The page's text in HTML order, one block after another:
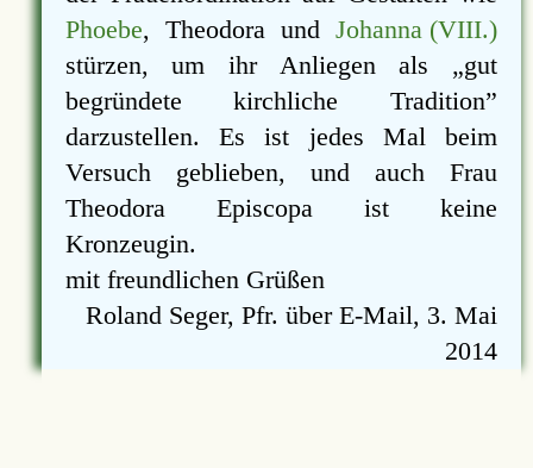
Phoebe, Theodora und Johanna (VIII.)
stürzen, um ihr Anliegen als
gut
begründete kirchliche Tradition
darzustellen. Es ist jedes Mal beim
Versuch geblieben, und auch Frau
Theodora Episcopa ist keine
Kronzeugin.
mit freundlichen Grüßen
Roland Seger, Pfr. über E-Mail, 3. Mai
2014